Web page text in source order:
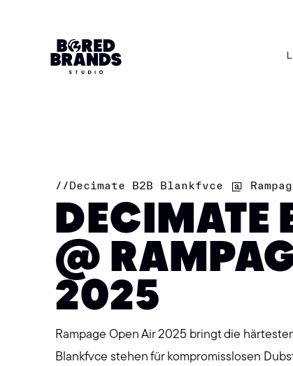
//Decimate B2B Blankfvce @
DECIMATE
@
2025
Rampage Open Air 2025 bringt die
Blankfvce stehen für kompromisslosen